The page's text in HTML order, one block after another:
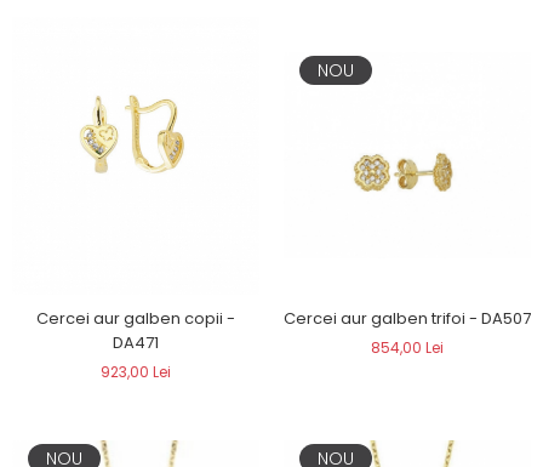
Cercei aur galben copii -
DA471
923,00 Lei
NOU
Cercei aur galben trifoi - DA507
854,00 Lei
NOU NOU